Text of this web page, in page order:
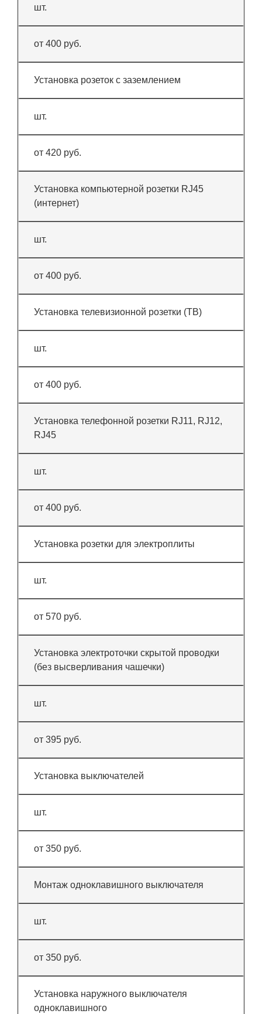
шт.
от 400 руб.
Установка розеток с заземлением
шт.
от 420 руб.
Установка компьютерной розетки RJ45
(интернет)
шт.
от 400 руб.
Установка телевизионной розетки (ТВ)
шт.
от 400 руб.
Установка телефонной розетки RJ11, RJ12,
RJ45
шт.
от 400 руб.
Установка розетки для электроплиты
шт.
от 570 руб.
Установка электроточки скрытой проводки
(без высверливания чашечки)
шт.
от 395 руб.
Установка выключателей
шт.
от 350 руб.
Монтаж одноклавишного выключателя
шт.
от 350 руб.
Установка наружного выключателя
одноклавишного